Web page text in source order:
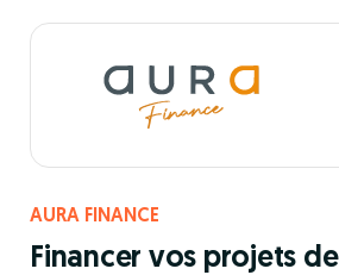
AURA FINANCE
Financer vos projets